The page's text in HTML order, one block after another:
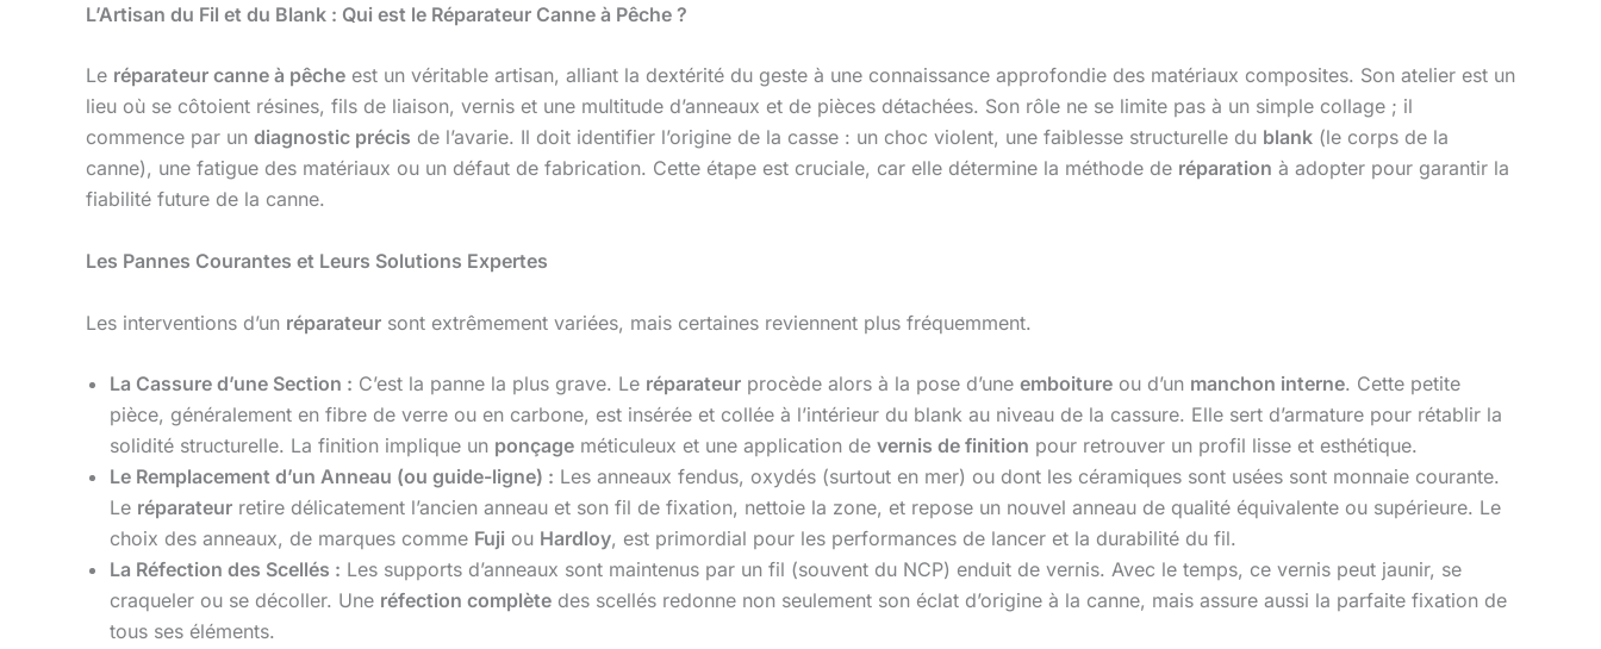
L’Artisan du Fil et du Blank : Qui est le Réparateur Canne à Pêche ?
Le réparateur canne à pêche est un véritable artisan, alliant la dextérité du geste à une connaissance approfondie des matériaux composites. Son atelier est un
lieu où se côtoient résines, fils de liaison, vernis et une multitude d’anneaux et de pièces détachées. Son rôle ne se limite pas à un simple collage ; il
commence par un diagnostic précis de l’avarie. Il doit identifier l’origine de la casse : un choc violent, une faiblesse structurelle du blank (le corps de la
canne), une fatigue des matériaux ou un défaut de fabrication. Cette étape est cruciale, car elle détermine la méthode de réparation à adopter pour garantir la
fiabilité future de la canne.
Les Pannes Courantes et Leurs Solutions Expertes
Les interventions d’un réparateur sont extrêmement variées, mais certaines reviennent plus fréquemment.
La Cassure d’une Section : C’est la panne la plus grave. Le réparateur procède alors à la pose d’une emboiture ou d’un manchon interne. Cette petite
pièce, généralement en fibre de verre ou en carbone, est insérée et collée à l’intérieur du blank au niveau de la cassure. Elle sert d’armature pour rétablir la
solidité structurelle. La finition implique un ponçage méticuleux et une application de vernis de finition pour retrouver un profil lisse et esthétique.
Le Remplacement d’un Anneau (ou guide-ligne) : Les anneaux fendus, oxydés (surtout en mer) ou dont les céramiques sont usées sont monnaie courante.
Le réparateur retire délicatement l’ancien anneau et son fil de fixation, nettoie la zone, et repose un nouvel anneau de qualité équivalente ou supérieure. Le
choix des anneaux, de marques comme Fuji ou Hardloy, est primordial pour les performances de lancer et la durabilité du fil.
La Réfection des Scellés : Les supports d’anneaux sont maintenus par un fil (souvent du NCP) enduit de vernis. Avec le temps, ce vernis peut jaunir, se
craqueler ou se décoller. Une réfection complète des scellés redonne non seulement son éclat d’origine à la canne, mais assure aussi la parfaite fixation de
tous ses éléments.